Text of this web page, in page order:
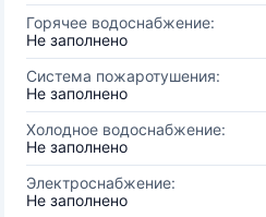
Горячее водоснабжение:
Не заполнено
Система пожаротушения:
Не заполнено
Холодное водоснабжение:
Не заполнено
Электроснабжение:
Не заполнено